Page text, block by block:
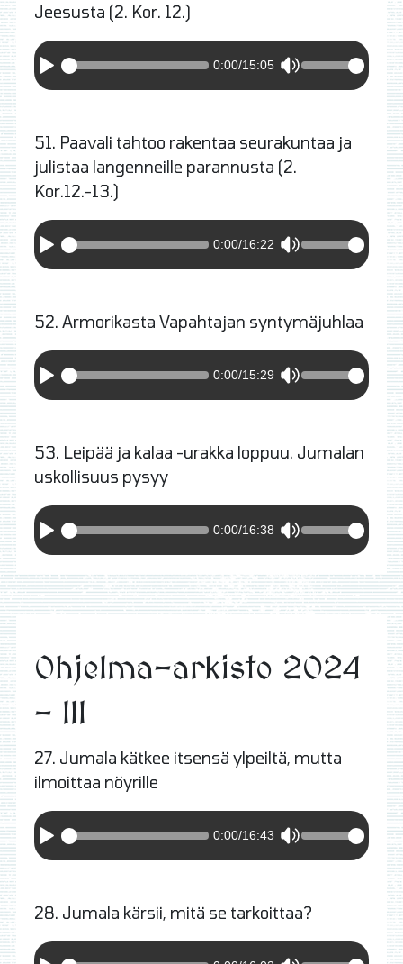
Jeesusta (2. Kor. 12.)
0:00/15:05
51. Paavali tahtoo rakentaa seurakuntaa ja
julistaa langenneille parannusta (2.
Kor.12.-13.)
0:00/16:22
52. Armorikasta Vapahtajan syntymäjuhlaa
0:00/15:29
53. Leipää ja kalaa -urakka loppuu. Jumalan
uskollisuus pysyy
0:00/16:38
Ohjelma-arkisto 2024
- III
27. Jumala kätkee itsensä ylpeiltä, mutta
ilmoittaa nöyrille
0:00/16:43
28. Jumala kärsii, mitä se tarkoittaa?